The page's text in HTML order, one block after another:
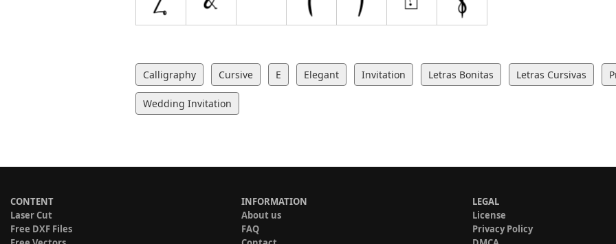
Calligraphy Cursive E Elegant Invitation Letras Bonitas Letras Cursivas
Wedding Invitation
CONTENT
Laser Cut
Free DXF Files
INFORMATION
About us
FAQ
LEGAL
License
Privacy Policy